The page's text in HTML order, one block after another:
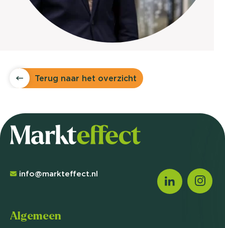
Terug naar het overzicht
info@markteffect.nl
Algemeen